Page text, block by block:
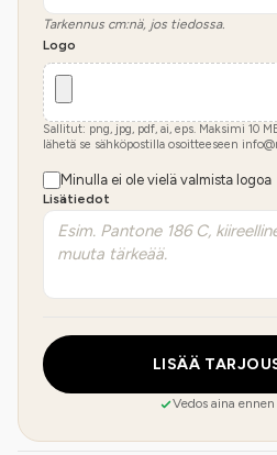
Tarkennus cm:nä, jos tiedossa.
Logo
Sallitut: png, jpg, pdf, ai, eps. Maksimi 10
lähetä se sähköpostilla osoitteeseen
Minulla ei ole vielä valmista logoa
Lisätiedot
LISÄÄ
Vedos aina